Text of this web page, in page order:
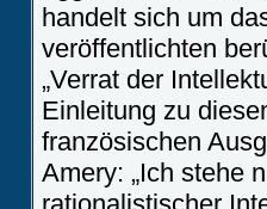
handelt sich um
veröffentlichten
„Verrat der
Einleitung zu
französischen
Amery: „Ich stehe